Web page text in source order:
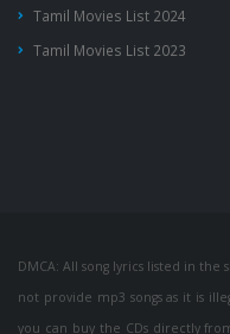
Tamil Movies List 2024
Tamil Movies List 2023
DMCA: All song lyrics listed in
not provide mp3 songs as it is
you can buy the CDs directly